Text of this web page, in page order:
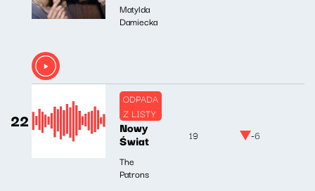
Matylda
Damiecka
22
ODPADA
Z LISTY
Nowy
Świat
The
Patrons
19 -6